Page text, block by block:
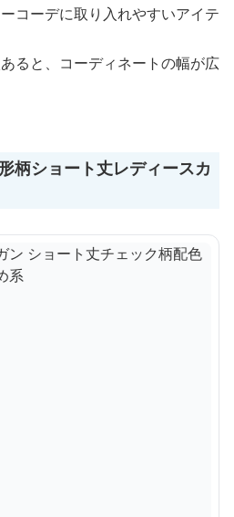
コーデに取り入れやすいアイテ
ると、コーディネートの幅が広
柄ショート丈レディースカ